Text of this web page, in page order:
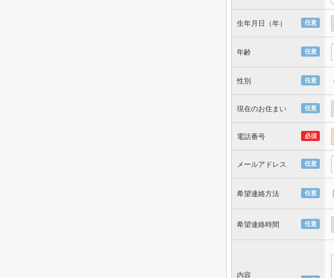
任意
生年月日（年）
任意
年齢
任意
性別
任意
現在のお住まい
必須
電話番号
任意
メールアドレス
任意
希望連絡方法
任意
希望連絡時間
内容